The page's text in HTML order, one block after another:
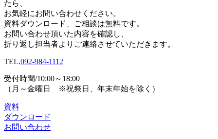
たら、
お気軽にお問い合わせください。
資料ダウンロード、
ご相談は無料です。
お問い合わせ頂いた内容を確認し、
折り返し担当者よりご連絡させていただきます。
TEL.092-984-1112
受付時間/10:00～18:00
（月～金曜日 ※祝祭日、年末年始を除く）
資料
ダウンロード
お問い合わせ